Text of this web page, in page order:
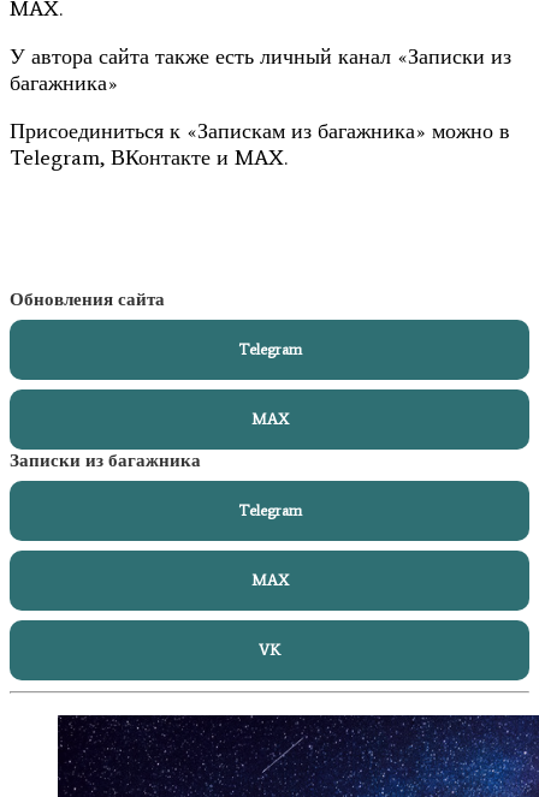
MAX.
У автора сайта также есть личный канал «Записки из
багажника»
Присоединиться к «Запискам из багажника» можно в
Telegram, ВКонтакте и MAX.
Обновления сайта
Telegram
MAX
Записки из багажника
Telegram
MAX
VK